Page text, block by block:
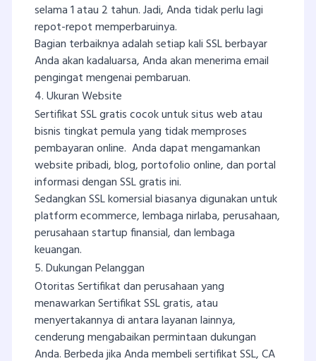
selama 1 atau 2 tahun. Jadi, Anda tidak perlu lagi
repot-repot memperbaruinya.
Bagian terbaiknya adalah setiap kali SSL berbayar
Anda akan kadaluarsa, Anda akan menerima email
pengingat mengenai pembaruan.
4. Ukuran Website
Sertifikat SSL gratis cocok untuk situs web atau
bisnis tingkat pemula yang tidak memproses
pembayaran online. Anda dapat mengamankan
website pribadi, blog, portofolio online, dan portal
informasi dengan SSL gratis ini.
Sedangkan SSL komersial biasanya digunakan untuk
platform ecommerce, lembaga nirlaba, perusahaan,
perusahaan startup finansial, dan lembaga
keuangan.
5. Dukungan Pelanggan
Otoritas Sertifikat dan perusahaan yang
menawarkan Sertifikat SSL gratis, atau
menyertakannya di antara layanan lainnya,
cenderung mengabaikan permintaan dukungan
Anda. Berbeda jika Anda membeli sertifikat SSL, CA